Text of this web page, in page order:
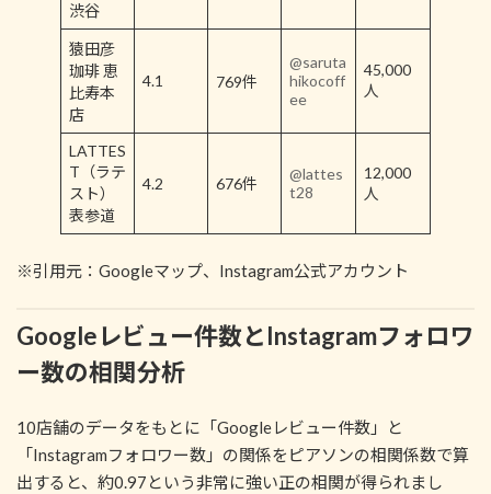
渋谷
猿田彦
珈琲 恵
比寿本
店
4.1 769件
@saruta
hikocoff
ee
45,000
人
LATTES
T（ラテ
スト）
表参道
4.2 676件
@lattes
t28
12,000
人
※引用元：Googleマップ、Instagram公式アカウント
Googleレビュー件数とInstagramフォロワ
ー数の相関分析
10店舗のデータをもとに「Googleレビュー件数」と
「Instagramフォロワー数」の関係をピアソンの相関係数で算
出すると、約0.97という非常に強い正の相関が得られまし